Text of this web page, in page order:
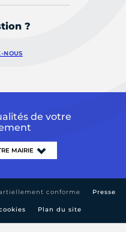
?
NOUS
de votre
conforme Presse
Plan du site